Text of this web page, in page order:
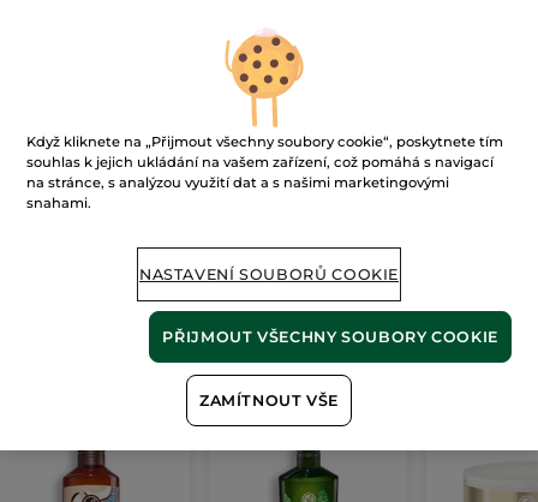
Ups!
Stránku nelze zobrazit.
Zdá se, že tatostránka již neexistuje
odkaz není platný.
Našenejprodávanější produkty
Když kliknete na „Přijmout všechny soubory cookie“, poskytnete tím
souhlas k jejich ukládání na vašem zařízení, což pomáhá s navigací
na stránce, s analýzou využití dat a s našimi marketingovými
snahami.
NASTAVENÍ SOUBORŮ COOKIE
ZAMÍTNOUT VŠE
PŘIJMOUT VŠECHNY SOUBORY COOKIE